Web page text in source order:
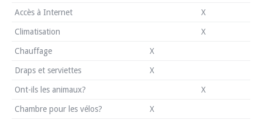
Accès à Internet X
Climatisation X
Chauffage X
Draps et serviettes X
Ont-ils les animaux? X
Chambre pour les vélos? X